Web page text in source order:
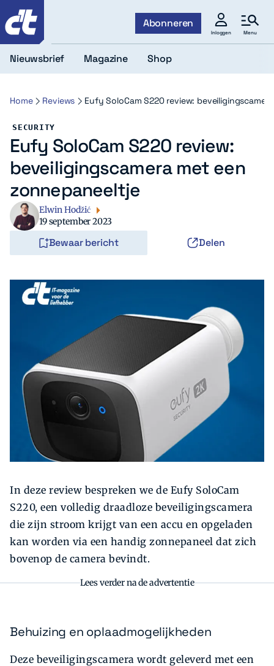
Abonneren
Inloggen Menu
Zoeken
Nieuwsbrief Magazine Shop
Home Reviews Eufy SoloCam S220 review:
SECURITY
Eufy SoloCam S220 review:
beveiligingscamera met een
zonnepaneeltje
Elwin Hodžić
19 september 2023
Bewaar bericht Delen
In deze review bespreken we de Eufy SoloCam
S220, een volledig draadloze beveiligingscamera
die zijn stroom krijgt van een accu en opgeladen
kan worden via een handig zonnepaneel dat zich
bovenop de camera bevindt.
Lees verder na de advertentie
Behuizing en oplaadmogelijkheden
Deze beveiligingscamera wordt geleverd met een